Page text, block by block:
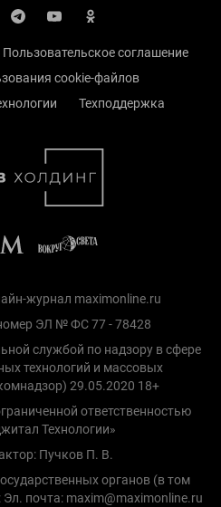
Пользовательское соглашение
cookie-файлов
Техподдержка
журнал maximonline.ru
ЭЛ № ФС 77 - 78428
службой по надзору в сфере
технологий и массовых
29.05.2020 18+
ответственностью
Технологии»
Пучков П. В.
органов (в том
почта: maxim@maximonline.ru